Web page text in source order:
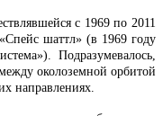
с 1969 по 2011
шаттл» (в 1969 году
Подразумевалось,
околоземной орбитой
направлениях.